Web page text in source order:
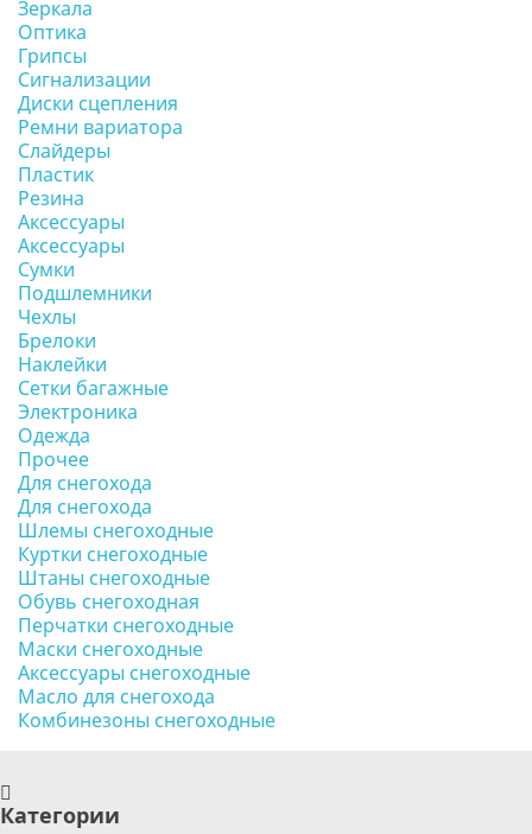
Зеркала
Оптика
Грипсы
Сигнализации
Диски сцепления
Ремни вариатора
Слайдеры
Пластик
Резина
Аксессуары
Аксессуары
Сумки
Подшлемники
Чехлы
Брелоки
Наклейки
Сетки багажные
Электроника
Одежда
Прочее
Для снегохода
Для снегохода
Шлемы снегоходные
Куртки снегоходные
Штаны снегоходные
Обувь снегоходная
Перчатки снегоходные
Маски снегоходные
Аксессуары снегоходные
Масло для снегохода
Комбинезоны снегоходные
Категории